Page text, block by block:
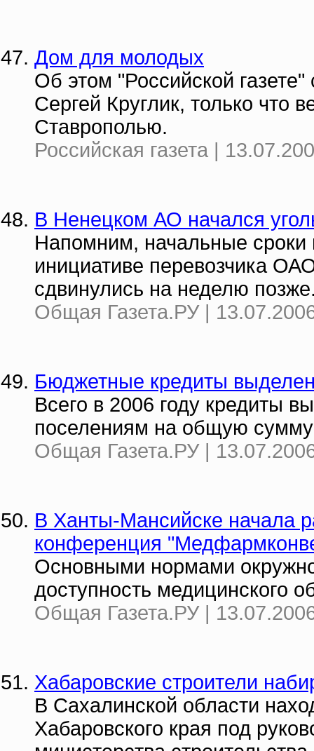
Дом для молодых
Об этом "Российской
Сергей Круглик, только что
Ставрополью.
Российская газета |
В Ненецком АО начался
Напомним, начальные сроки
инициативе перевозчика
сдвинулись на неделю
Общая Газета.РУ |
Бюджетные кредиты
Всего в 2006 году кредиты
поселениям на общую
Общая Газета.РУ |
В Ханты-Мансийске начала
конференция
Основными нормами
доступность медицинского
Общая Газета.РУ |
Хабаровские строители
В Сахалинской области
Хабаровского края под